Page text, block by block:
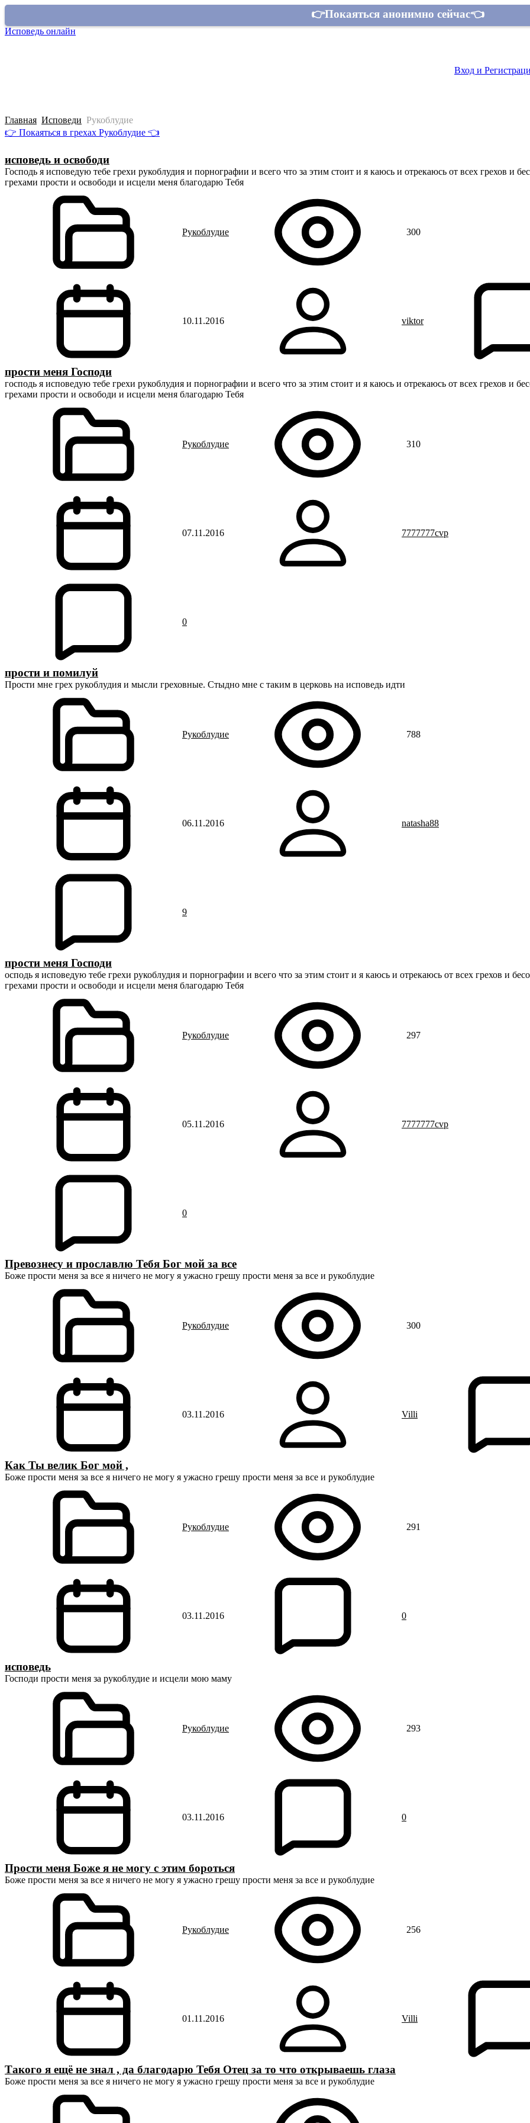
👉Покаяться анонимно сейчас👈
Исповедь онлайн
Вход и
Главная Исповеди Рукоблудие
👉 Покаяться в грехах Рукоблудие 👈
исповедь и освободи
Господь я исповедую тебе грехи рукоблудия и порнографии и всего что за этим стоит и я каюсь и отрекаюсь от всех грехов и
грехами прости и освободи и исцели меня благодарю Тебя
Рукоблудие 300
10.11.2016 viktor
прости меня Господи
господь я исповедую тебе грехи рукоблудия и порнографии и всего что за этим стоит и я каюсь и отрекаюсь от всех грехов и
грехами прости и освободи и исцели меня благодарю Тебя
Рукоблудие 310
07.11.2016 7777777cvp
0
прости и помилуй
Прости мне грех рукоблудия и мысли греховные. Стыдно мне с таким в церковь на исповедь идти
Рукоблудие 788
06.11.2016 natasha88
9
прости меня Господи
осподь я исповедую тебе грехи рукоблудия и порнографии и всего что за этим стоит и я каюсь и отрекаюсь от всех грехов и
грехами прости и освободи и исцели меня благодарю Тебя
Рукоблудие 297
05.11.2016 7777777cvp
0
Превознесу и прославлю Тебя Бог мой за все
Боже прости меня за все я ничего не могу я ужасно грешу прости меня за все и рукоблудие
Рукоблудие 300
03.11.2016 Villi
Как Ты велик Бог мой ,
Боже прости меня за все я ничего не могу я ужасно грешу прости меня за все и рукоблудие
Рукоблудие 291
03.11.2016 0
исповедь
Господи прости меня за рукоблудие и исцели мою маму
Рукоблудие 293
03.11.2016 0
Прости меня Боже я не могу с этим бороться
Боже прости меня за все я ничего не могу я ужасно грешу прости меня за все и рукоблудие
Рукоблудие 256
01.11.2016 Villi
Такого я ещё не знал , да благодарю Тебя Отец за то что открываешь глаза
Боже прости меня за все я ничего не могу я ужасно грешу прости меня за все и рукоблудие